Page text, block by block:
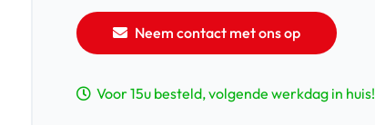
Neem contact met ons op
Voor 15u besteld, volgende werkdag in huis!